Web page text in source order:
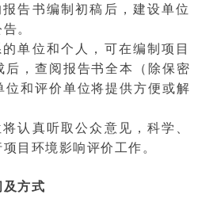
告书编制初稿后，建设单位
。
单位和个人，可在编制项目
后，查阅报告书全本（除保密
位和评价单位将提供方便或解
认真听取公众意见，科学、
目环境影响评价工作。
及方式